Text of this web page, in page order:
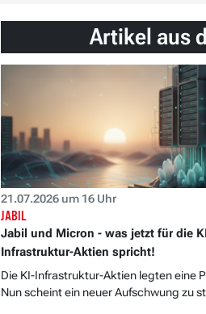
Artikel aus
21.07.2026 um 16 Uhr
JABIL
Jabil und Micron - was jetzt für die
Infrastruktur-Aktien spricht!
Die KI-Infrastruktur-Aktien legten eine
Nun scheint ein neuer Aufschwung zu